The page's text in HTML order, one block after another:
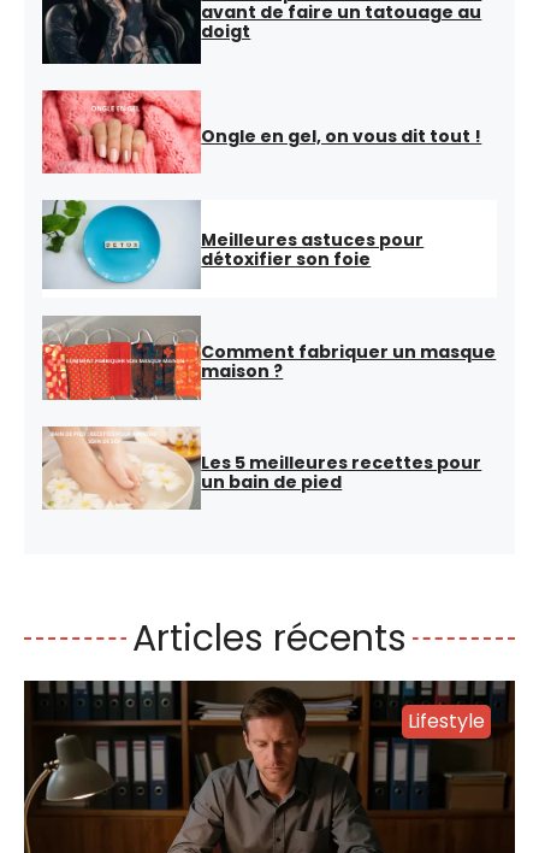
avant de faire un tatouage au
doigt
Ongle en gel, on vous dit tout !
Meilleures astuces pour
détoxifier son foie
Comment fabriquer un masque
maison ?
Les 5 meilleures recettes pour
un bain de pied
Articles récents
Lifestyle